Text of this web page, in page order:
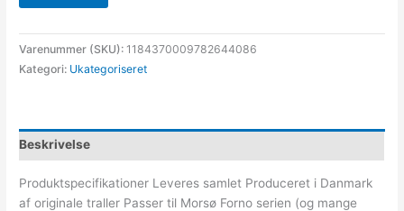
Varenummer (SKU): 1184370009782644086
Kategori: Ukategoriseret
Beskrivelse
Produktspecifikationer Leveres samlet Produceret i Danmark
af originale traller Passer til Morsø Forno serien (og mange